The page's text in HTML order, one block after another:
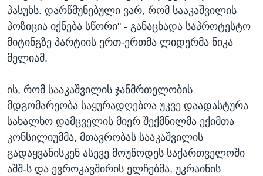
პასუხს. დარწმუნებული ვარ, რომ სააკაშვილის
პოზიცია იქნება სწორი" - განაცხადა საპროტესტო
მიტინგზე პარტიის ერთ-ერთმა ლიდერმა ნიკა
მელიამ.
ის, რომ სააკაშვილის ჯანმრთელობის
მდგომარეობა საყურადღებოა უკვე დაადასტურა
სახალხო დამცველის მიერ შექმნილმა ექიმთა
კონსილიუმმა, მთავრობას სააკაშვილის
გადაყვანისკენ ასევე მოუწოდეს საქართველოში
აშშ-ს და ევროკავშირის ელჩებმა, უკრაინის